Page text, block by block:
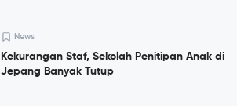
News
Kekurangan Staf, Sekolah Penitipan Anak di
Jepang Banyak Tutup